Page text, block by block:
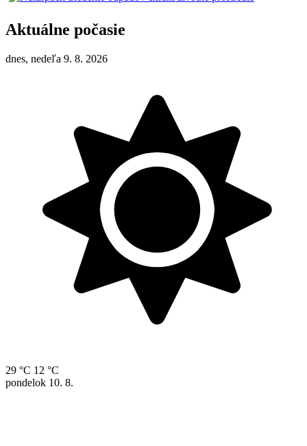
Aktuálne počasie
dnes, nedeľa 9. 8. 2026
29 °C 12 °C
pondelok 10. 8.